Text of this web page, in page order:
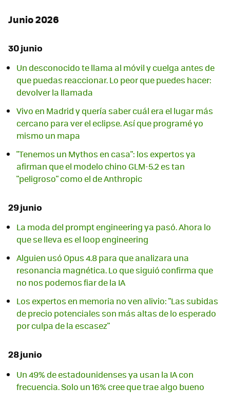
Junio 2026
30 junio
Un desconocido te llama al móvil y cuelga antes de
que puedas reaccionar. Lo peor que puedes hacer:
devolver la llamada
Vivo en Madrid y quería saber cuál era el lugar más
cercano para ver el eclipse. Así que programé yo
mismo un mapa
"Tenemos un Mythos en casa": los expertos ya
afirman que el modelo chino GLM-5.2 es tan
"peligroso" como el de Anthropic
29 junio
La moda del prompt engineering ya pasó. Ahora lo
que se lleva es el loop engineering
Alguien usó Opus 4.8 para que analizara una
resonancia magnética. Lo que siguió confirma que
no nos podemos fiar de la IA
Los expertos en memoria no ven alivio: "Las subidas
de precio potenciales son más altas de lo esperado
por culpa de la escasez"
28 junio
Un 49% de estadounidenses ya usan la IA con
frecuencia. Solo un 16% cree que trae algo bueno